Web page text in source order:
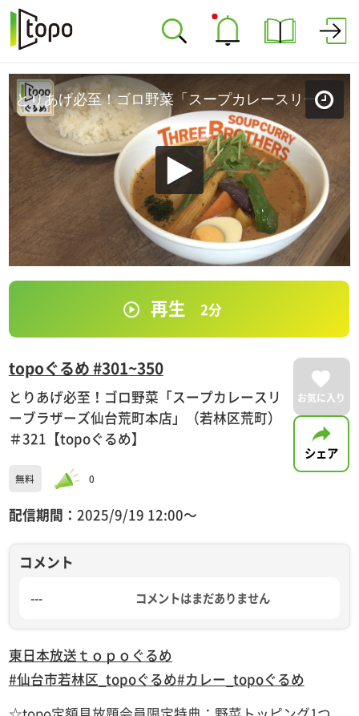
とりあげ必至！ゴロ野菜「スープカレースリーブラザーズ仙台荒町本店」（若林区荒町）＃321【topoぐるめ】
再生 2分
topoぐるめ #301~350
とりあげ必至！ゴロ野菜「スープカレースリ
ーブラザーズ仙台荒町本店」（若林区荒町）
＃321【topoぐるめ】
無料 0
配信期間： 2025/9/19 12:00〜
お気に入り
シェア
コメント
--- コメントはまだありません
東日本放送 ｔｏｐｏぐるめ
#仙台市若林区_topoぐるめ#カレー_topoぐるめ